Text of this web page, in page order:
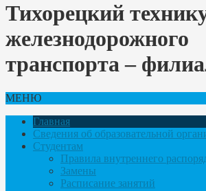
Тихорецкий
железнодорожного
транспорта –
МЕНЮ
Главная
Сведения об образовательной
Студентам
Правила внутреннего
Замены
Расписание занятий